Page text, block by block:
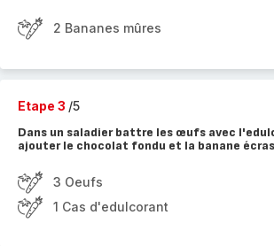
2 Bananes mûres
Etape 3 /5
Dans un saladier battre les œufs avec
ajouter le chocolat fondu et la banane
3 Oeufs
1 Cas d'edulcorant